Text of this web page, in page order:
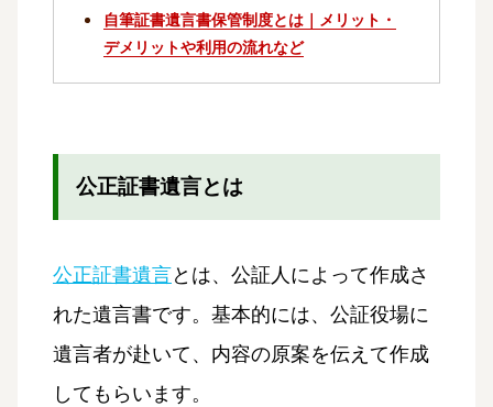
自筆証書遺言書保管制度とは｜メリット・
デメリットや利用の流れなど
公正証書遺言とは
公正証書遺言とは、公証人によって作成さ
れた遺言書です。基本的には、公証役場に
遺言者が赴いて、内容の原案を伝えて作成
してもらいます。